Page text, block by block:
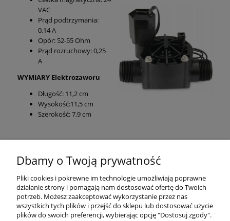
VAC
Prąd podtrzymania:
0,14 A
Opór: 52-55 Ohm
Prąd rozruchowy: 0,25
A
WYMIARY Elektrozaworu
Długość: 11,2 cm
Wysokość:11,5 cm
Szerokość: 7,9 cm
Dbamy o Twoją prywatność
Pliki cookies i pokrewne im technologie umożliwiają poprawne
działanie strony i pomagają nam dostosować ofertę do Twoich
potrzeb. Możesz zaakceptować wykorzystanie przez nas
wszystkich tych plików i przejść do sklepu lub dostosować użycie
plików do swoich preferencji, wybierając opcję "Dostosuj zgody".